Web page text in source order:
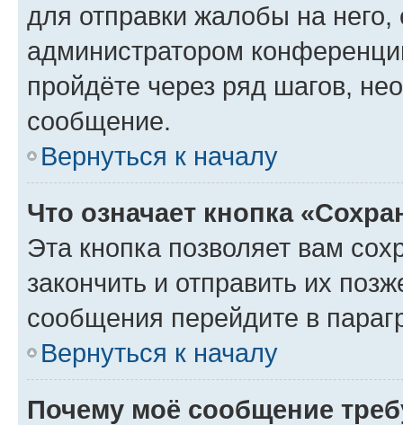
для отправки жалобы на
администратором
пройдёте через ряд шагов,
сообщение.
Вернуться к началу
Что означает кнопка
Эта кнопка позволяет вам
закончить и отправить их
сообщения перейдите в
Вернуться к началу
Почему моё сообщение